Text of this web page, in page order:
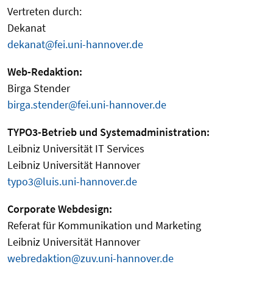
Vertreten durch:
Dekanat
dekanat@fei.uni-hannover.de
Web-Redaktion:
Birga Stender
birga.stender@fei.uni-hannover.de
TYPO3-Betrieb und Systemadministration:
Leibniz Universität IT Services
Leibniz Universität Hannover
typo3@luis.uni-hannover.de
Corporate Webdesign:
Referat für Kommunikation und Marketing
Leibniz Universität Hannover
webredaktion@zuv.uni-hannover.de